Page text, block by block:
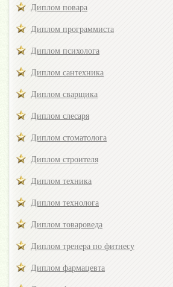
Диплом повара
Диплом программиста
Диплом психолога
Диплом сантехника
Диплом сварщика
Диплом слесаря
Диплом стоматолога
Диплом строителя
Диплом техника
Диплом технолога
Диплом товароведа
Диплом тренера по фитнесу
Диплом фармацевта